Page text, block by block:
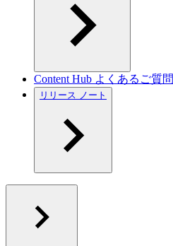
Content Hub よくあるご質問
リリース ノート